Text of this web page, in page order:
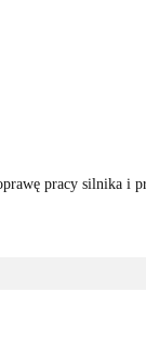
pracy silnika i